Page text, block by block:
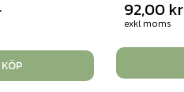
KÖP
92,00 kr
exkl moms